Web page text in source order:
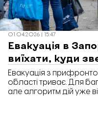
01.04.2026 | 15:47
Евакуація в
виїхати, куди
Евакуація з
області триває. Для
але алгоритм дій уже